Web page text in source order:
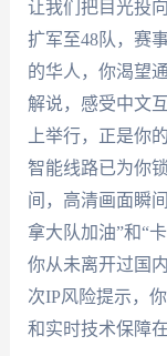
让我们把目光投
扩军至48队，赛
的华人，你渴望
解说，感受中文
上举行，正是你
智能线路已为你
间，高清画面瞬
拿大队加油”和“
你从未离开过国
次IP风险提示，
和实时技术保障